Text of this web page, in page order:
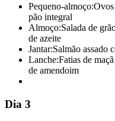
Pequeno-almoço:
pão integral
Almoço:Salada de
de azeite
Jantar:Salmão assado
Lanche:Fatias de
de amendoim
Dia 3